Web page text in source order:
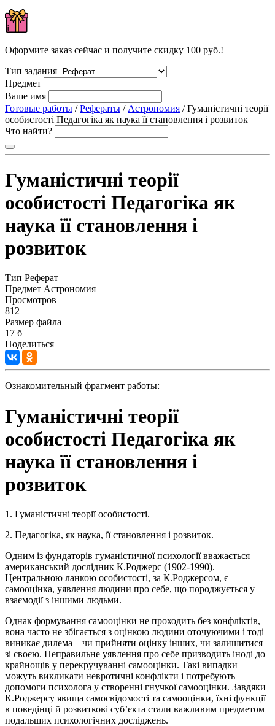
Оформите заказ сейчас и получите скидку 100 руб.!
Тип задания
Предмет
Ваше имя
Готовые работы /Рефераты / Астрономия / Гуманістичні теорії
особистості Педагогіка як наука її становлення і розвиток
Что найти?
Гуманістичні теорії
особистості Педагогіка як
наука її становлення і
розвиток
Тип Реферат
Предмет Астрономия
Просмотров
812
Размер файла
17 б
Поделиться
Ознакомительный фрагмент работы:
Гуманістичні теорії
особистості Педагогіка як
наука її становлення і
розвиток
1. Гуманістичні теорії особистості.
2. Педагогіка, як наука, її становлення і розвиток.
Одним із фундаторів гуманістичної психології вважається
американський дослідник К.Роджерс (1902-1990).
Центральною ланкою особистості, за К.Роджерсом, є
самооцінка, уявлення людини про себе, що породжується у
взаємодії з іншими людьми.
Однак формування самооцінки не проходить без конфліктів,
вона часто не збігається з оцінкою людини оточуючими і тоді
виникає дилема – чи прийняти оцінку інших, чи залишитися
зі своєю. Неправильне уявлення про себе призводить іноді до
крайнощів у перекручуванні самооцінки. Такі випадки
можуть викликати невротичні конфлікти і потребують
допомоги психолога у створенні гнучкої самооцінки. Завдяки
К.Роджерсу явища самосвідомості та самооцінки, їхні функції
в поведінці й розвиткові суб’єкта стали важливим предметом
подальших психологічних досліджень.